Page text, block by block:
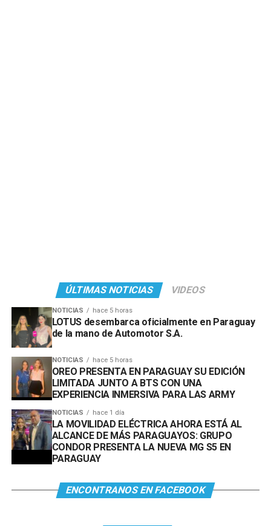
ÚLTIMAS NOTICIAS VIDEOS
NOTICIAS hace 5 horas
LOTUS desembarca oficialmente en Paraguay
de la mano de Automotor S.A.
NOTICIAS hace 5 horas
OREO PRESENTA EN PARAGUAY SU EDICIÓN
LIMITADA JUNTO A BTS CON UNA
EXPERIENCIA INMERSIVA PARA LAS ARMY
NOTICIAS hace 1 día
LA MOVILIDAD ELÉCTRICA AHORA ESTÁ AL
ALCANCE DE MÁS PARAGUAYOS: GRUPO
CONDOR PRESENTA LA NUEVA MG S5 EN
PARAGUAY
ENCONTRANOS EN FACEBOOK